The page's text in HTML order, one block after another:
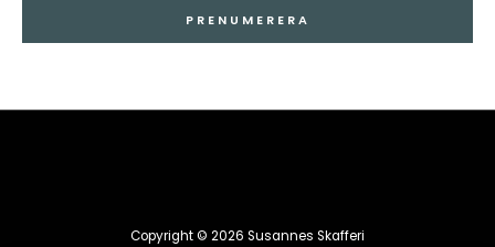
PRENUMERERA
Copyright © 2026 Susannes Skafferi